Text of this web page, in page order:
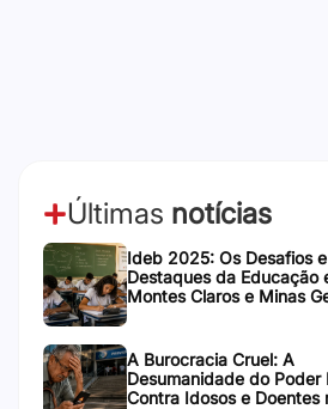
Últimas notícias
Ideb 2025: Os Desafios
Destaques da Educação
Montes Claros e Minas
A Burocracia Cruel: A
Desumanidade do Poder
Contra Idosos e Doentes